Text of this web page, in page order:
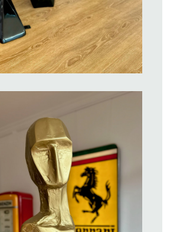
BILD ANZEIGEN